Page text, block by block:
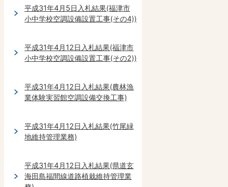
平成31年4月5日入札結果(福津市
小中学校空調設備設置工事(その4))
平成31年4月12日入札結果(福津市
小中学校空調設備設置工事(その2))
平成31年4月12日入札結果(農林漁
業体験実習館空調設備交換工事)
平成31年4月12日入札結果(竹尾緑
地維持管理業務)
平成31年4月12日入札結果(県道玄
海田島福間線道路植栽維持管理業